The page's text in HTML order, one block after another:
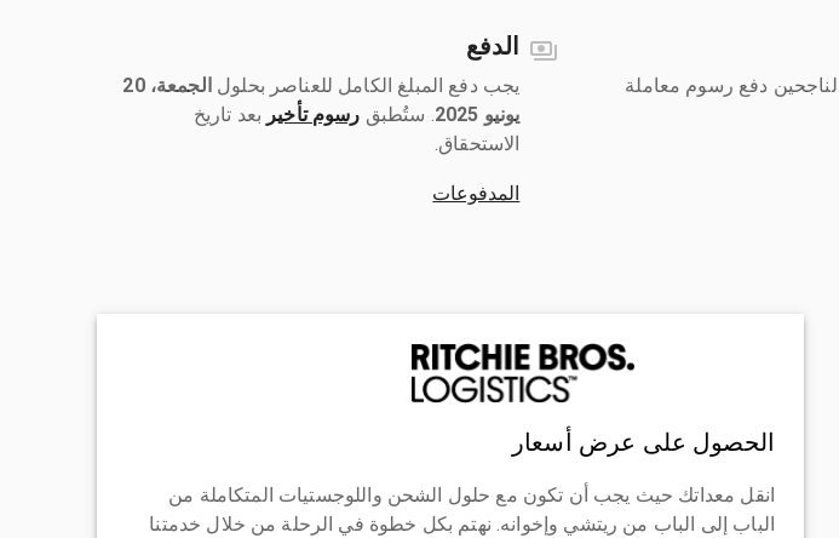
دفع رسوم معاملة
الدفع
يجب دفع المبلغ الكامل للعناصر بحلول ‎
الجمعة، 20
يونيو 2025
رسوم تأخير بعد تاريخ
الاستحقاق.
المدفوعات
الحصول على عرض أسعار
انقل معداتك حيث يجب أن تكون مع حلول الشحن واللوجستيات المتكاملة من
الباب إلى الباب من ريتشي وإخوانه. نهتم بكل خطوة في الرحلة من خلال خدمتنا